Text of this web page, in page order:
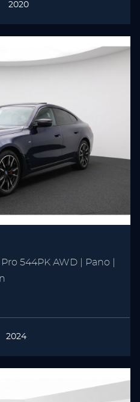
2020
544PK AWD | Pano |
2024